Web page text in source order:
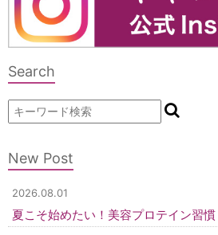
Search
New Post
2026.08.01
夏こそ始めたい！美容プロテイン習慣